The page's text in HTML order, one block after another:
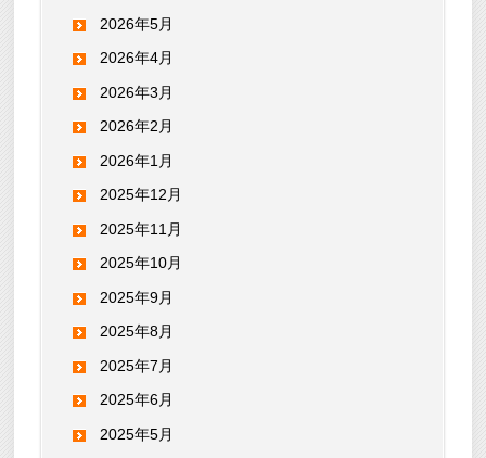
2026年5月
2026年4月
2026年3月
2026年2月
2026年1月
2025年12月
2025年11月
2025年10月
2025年9月
2025年8月
2025年7月
2025年6月
2025年5月